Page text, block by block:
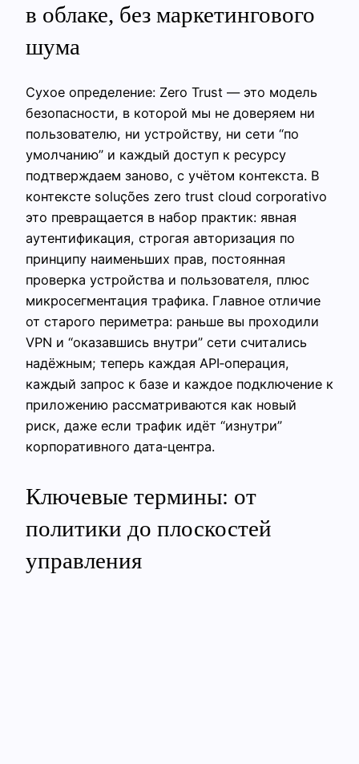
в облаке, без маркетингового
шума
Сухое определение: Zero Trust — это модель
безопасности, в которой мы не доверяем ни
пользователю, ни устройству, ни сети “по
умолчанию” и каждый доступ к ресурсу
подтверждаем заново, с учётом контекста. В
контексте soluções zero trust cloud corporativo
это превращается в набор практик: явная
аутентификация, строгая авторизация по
принципу наименьших прав, постоянная
проверка устройства и пользователя, плюс
микросегментация трафика. Главное отличие
от старого периметра: раньше вы проходили
VPN и “оказавшись внутри” сети считались
надёжным; теперь каждая API‑операция,
каждый запрос к базе и каждое подключение к
приложению рассматриваются как новый
риск, даже если трафик идёт “изнутри”
корпоративного дата‑центра.
Ключевые термины: от
политики до плоскостей
управления